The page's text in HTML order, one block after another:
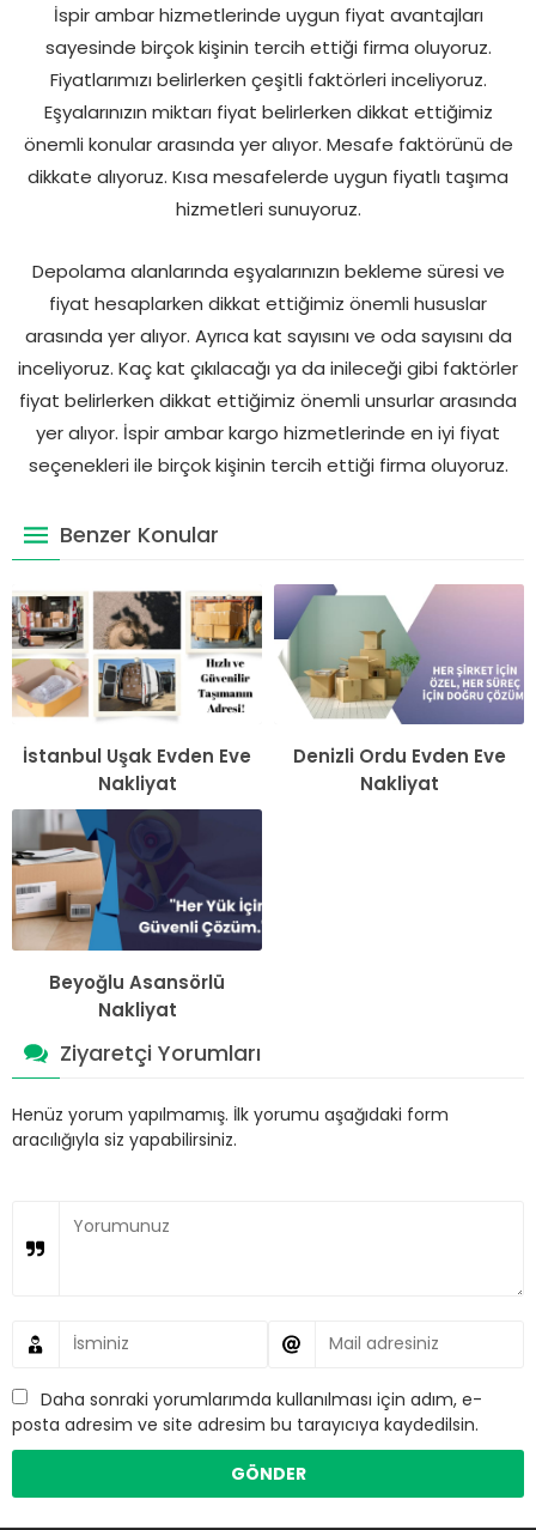
İspir ambar hizmetlerinde uygun fiyat avantajları
sayesinde birçok kişinin tercih ettiği firma oluyoruz.
Fiyatlarımızı belirlerken çeşitli faktörleri inceliyoruz.
Eşyalarınızın miktarı fiyat belirlerken dikkat ettiğimiz
önemli konular arasında yer alıyor. Mesafe faktörünü de
dikkate alıyoruz. Kısa mesafelerde uygun fiyatlı taşıma
hizmetleri sunuyoruz.
Depolama alanlarında eşyalarınızın bekleme süresi ve
fiyat hesaplarken dikkat ettiğimiz önemli hususlar
arasında yer alıyor. Ayrıca kat sayısını ve oda sayısını da
inceliyoruz. Kaç kat çıkılacağı ya da inileceği gibi faktörler
fiyat belirlerken dikkat ettiğimiz önemli unsurlar arasında
yer alıyor. İspir ambar kargo hizmetlerinde en iyi fiyat
seçenekleri ile birçok kişinin tercih ettiği firma oluyoruz.
Benzer Konular
İstanbul Uşak Evden Eve
Nakliyat
Denizli Ordu Evden Eve
Nakliyat
Beyoğlu Asansörlü
Nakliyat
Ziyaretçi Yorumları
Henüz yorum yapılmamış. İlk yorumu aşağıdaki form
aracılığıyla siz yapabilirsiniz.
Daha sonraki yorumlarımda kullanılması için adım, e-
posta adresim ve site adresim bu tarayıcıya kaydedilsin.